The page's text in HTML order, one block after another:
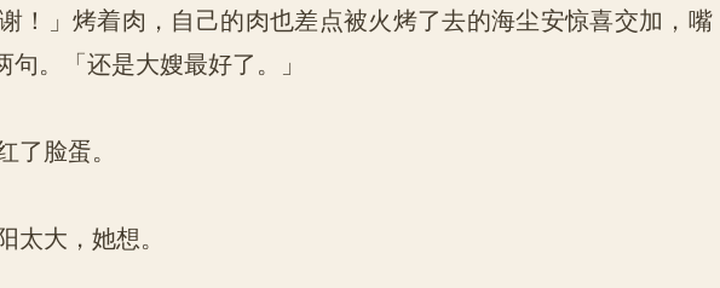
！」烤着肉，自己的肉也差点被火烤了去的海尘安惊喜交加，嘴
句。「还是大嫂最好了。」
脸蛋。
大，她想。